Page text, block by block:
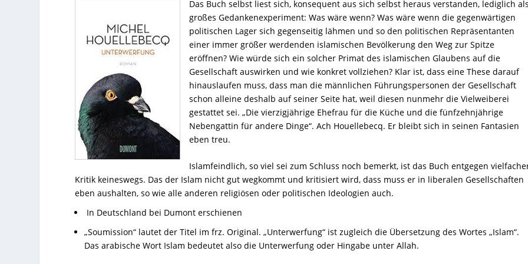
Das Buch selbst liest sich, konsequent aus sich selbst heraus verstanden, lediglich
großes Gedankenexperiment: Was wäre wenn? Was wäre wenn die gegenwärtigen
politischen Lager sich gegenseitig lähmen und so den politischen Repräsentanten
einer immer größer werdenden islamischen Bevölkerung den Weg zur Spitze
eröffnen? Wie würde sich ein solcher Primat des islamischen Glaubens auf die
Gesellschaft auswirken und wie konkret vollziehen? Klar ist, dass eine These darauf
hinauslaufen muss, dass man die männlichen Führungspersonen der Gesellschaft
schon alleine deshalb auf seiner Seite hat, weil diesen nunmehr die Vielweiberei
gestattet sei. „Die vierzigjährige Ehefrau für die Küche und die fünfzehnjährige
Nebengattin für andere Dinge“. Ach Houellebecq. Er bleibt sich in seinen Fantasien
eben treu.
Islamfeindlich, so viel sei zum Schluss noch bemerkt, ist das Buch entgegen
Kritik keineswegs. Das der Islam nicht gut wegkommt und kritisiert wird, dass muss er in liberalen Gesellschaften
eben aushalten, so wie alle anderen religiösen oder politischen Ideologien auch.
In Deutschland bei Dumont erschienen
„Soumission“ lautet der Titel im frz. Original. „Unterwerfung“ ist zugleich die Übersetzung des Wortes „Islam“.
Das arabische Wort Islam bedeutet also die Unterwerfung oder Hingabe unter Allah.